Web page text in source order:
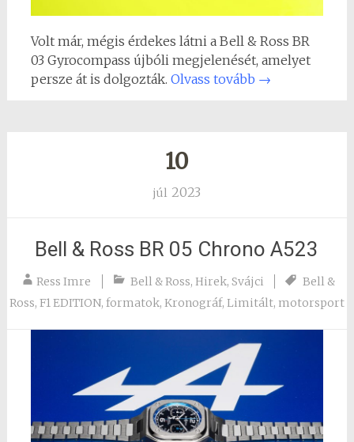
Volt már, mégis érdekes látni a Bell & Ross BR
03 Gyrocompass újbóli megjelenését, amelyet
persze át is dolgozták. Olvass tovább →
10
júl 2023
Bell & Ross BR 05 Chrono A523
Ress Imre Bell & Ross, Hirek, Svájci
Bell &
Ross, F1 EDITION, formatok, Kronográf, Limitált, motorsport